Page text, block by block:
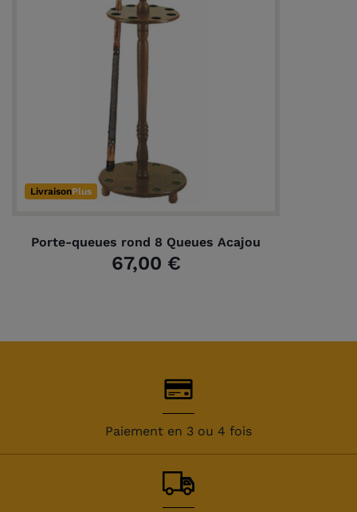
LivraisonPlus
Porte-queues rond 8 Queues Acajou
67,00 €
Paiement en 3 ou 4 fois